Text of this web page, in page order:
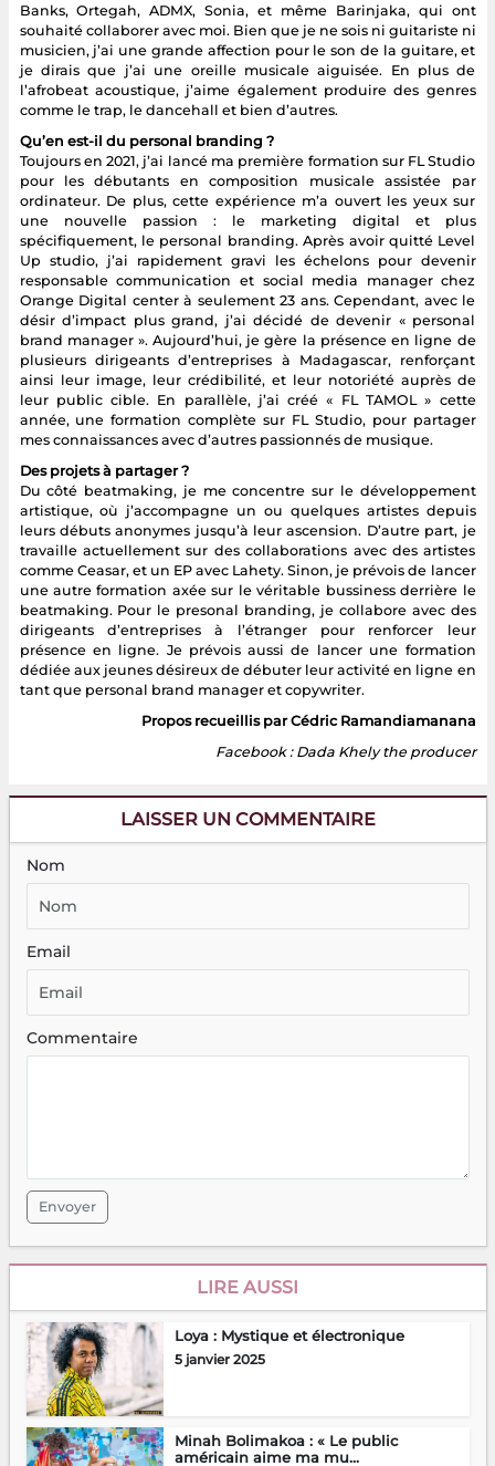
Banks, Ortegah, ADMX, Sonia, et même Barinjaka, qui ont
souhaité collaborer avec moi. Bien que je ne sois ni guitariste ni
musicien, j’ai une grande affection pour le son de la guitare, et
je dirais que j’ai une oreille musicale aiguisée. En plus de
l’afrobeat acoustique, j’aime également produire des genres
comme le trap, le dancehall et bien d’autres.
Qu’en est-il du personal branding ?
Toujours en 2021, j’ai lancé ma première formation sur FL Studio
pour les débutants en composition musicale assistée par
ordinateur. De plus, cette expérience m’a ouvert les yeux sur
une nouvelle passion : le marketing digital et plus
spécifiquement, le personal branding. Après avoir quitté Level
Up studio, j’ai rapidement gravi les échelons pour devenir
responsable communication et social media manager chez
Orange Digital center à seulement 23 ans. Cependant, avec le
désir d’impact plus grand, j’ai décidé de devenir « personal
brand manager ». Aujourd’hui, je gère la présence en ligne de
plusieurs dirigeants d’entreprises à Madagascar, renforçant
ainsi leur image, leur crédibilité, et leur notoriété auprès de
leur public cible. En parallèle, j’ai créé « FL TAMOL » cette
année, une formation complète sur FL Studio, pour partager
mes connaissances avec d’autres passionnés de musique.
Des projets à partager ?
Du côté beatmaking, je me concentre sur le développement
artistique, où j’accompagne un ou quelques artistes depuis
leurs débuts anonymes jusqu’à leur ascension. D’autre part, je
travaille actuellement sur des collaborations avec des artistes
comme Ceasar, et un EP avec Lahety. Sinon, je prévois de lancer
une autre formation axée sur le véritable bussiness derrière le
beatmaking. Pour le presonal branding, je collabore avec des
dirigeants d’entreprises à l’étranger pour renforcer leur
présence en ligne. Je prévois aussi de lancer une formation
dédiée aux jeunes désireux de débuter leur activité en ligne en
tant que personal brand manager et copywriter.
Propos recueillis par Cédric Ramandiamanana
Facebook : Dada Khely the producer
LAISSER UN COMMENTAIRE
Nom
Email
Commentaire
Envoyer
LIRE AUSSI
Loya : Mystique et électronique
5 janvier 2025
Minah Bolimakoa : « Le public
américain aime ma mu...